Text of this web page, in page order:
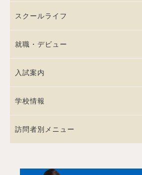
スクールライフ
就職・デビュー
入試案内
学校情報
訪問者別メニュー